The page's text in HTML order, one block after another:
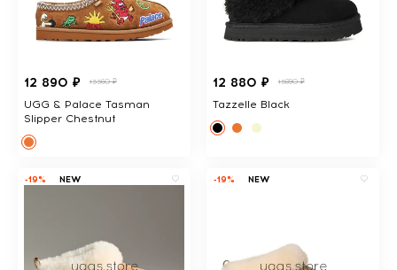
12 890 ₽ 13360 ₽
UGG & Palace Tasman
Slipper Chestnut
12 880 ₽ 15890 ₽
Tazzelle Black
-19% NEW -19% NEW